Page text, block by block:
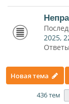
2025,
Новая тема
436 тем